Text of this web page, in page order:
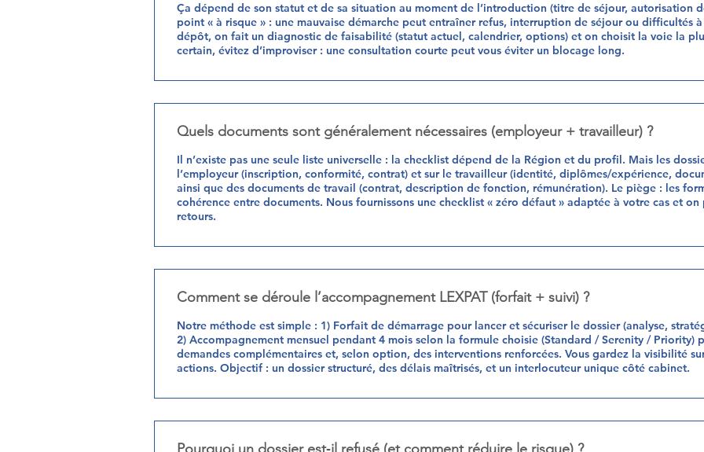
Ça dépend de son statut et de sa situation au moment de l’introduction (titre de séjour, autorisation
point « à risque » : une mauvaise démarche peut entraîner refus, interruption de séjour ou difficultés
dépôt, on fait un diagnostic de faisabilité (statut actuel, calendrier, options) et on choisit la voie la
certain, évitez d’improviser : une consultation courte peut vous éviter un blocage long.
Quels documents sont généralement nécessaires (employeur + travailleur) ?
Il n’existe pas une seule liste universelle : la checklist dépend de la Région et du profil. Mais les
l’employeur (inscription, conformité, contrat) et sur le travailleur (identité, diplômes/expérience,
ainsi que des documents de travail (contrat, description de fonction, rémunération). Le piège : les
cohérence entre documents. Nous fournissons une checklist « zéro défaut » adaptée à votre cas et
retours.
Comment se déroule l’accompagnement LEXPAT (forfait + suivi) ?
Notre méthode est simple : 1) Forfait de démarrage pour lancer et sécuriser le dossier (analyse,
2) Accompagnement mensuel pendant 4 mois selon la formule choisie (Standard / Serenity / Priority)
demandes complémentaires et, selon option, des interventions renforcées. Vous gardez la visibilité
actions. Objectif : un dossier structuré, des délais maîtrisés, et un interlocuteur unique côté cabinet.